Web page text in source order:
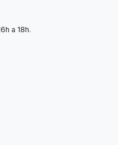
a 18h.